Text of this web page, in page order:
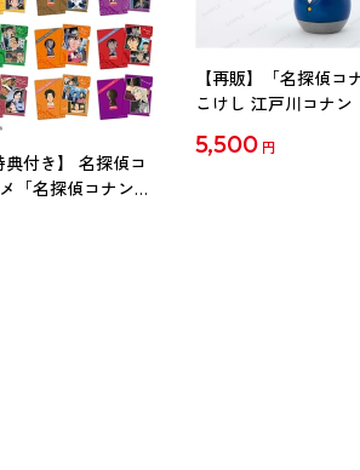
典付き】 名探偵コ
「名探偵コナン」
【再販】「名探偵コ
こけし 江戸川コナン
5,500 円